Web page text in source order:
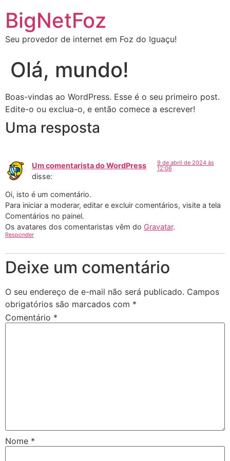
BigNetFoz
Seu provedor de internet em Foz do Iguaçu!
Olá, mundo!
Boas-vindas ao WordPress. Esse é o seu primeiro post.
Edite-o ou exclua-o, e então comece a escrever!
Uma resposta
Um comentarista do WordPress
disse:
9 de abril de 2024 às
12:06
Oi, isto é um comentário.
Para iniciar a moderar, editar e excluir comentários, visite a tela
Comentários no painel.
Os avatares dos comentaristas vêm do Gravatar.
Responder
Deixe um comentário
O seu endereço de e-mail não será publicado. Campos
obrigatórios são marcados com *
Comentário *
Nome *